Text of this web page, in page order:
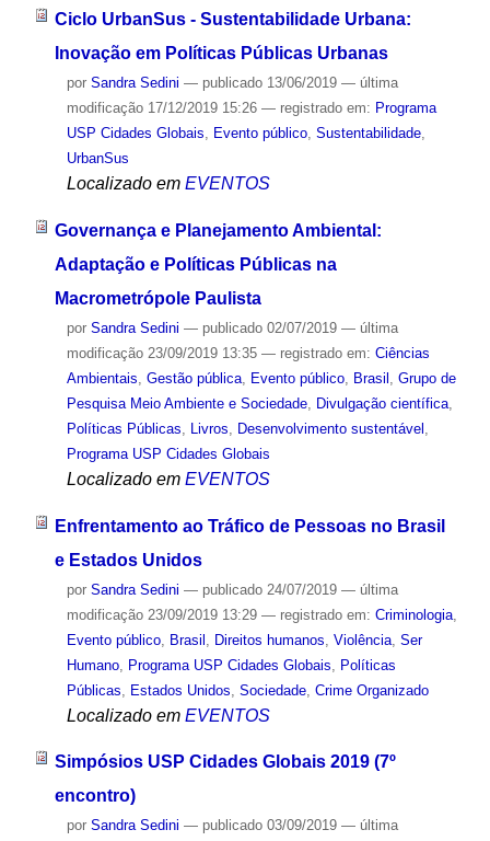
Ciclo UrbanSus - Sustentabilidade Urbana:
Inovação em Políticas Públicas Urbanas
por Sandra Sedini — publicado13/06/2019 — última
modificação17/12/2019 15:26 — registrado em: Programa
USP Cidades Globais, Evento público, Sustentabilidade,
UrbanSus
Localizado em EVENTOS
Governança e Planejamento Ambiental:
Adaptação e Políticas Públicas na
Macrometrópole Paulista
por Sandra Sedini — publicado02/07/2019 — última
modificação23/09/2019 13:35 — registrado em: Ciências
Ambientais, Gestão pública, Evento público, Brasil , Grupo de
Pesquisa Meio Ambiente e Sociedade, Divulgação científica,
Políticas Públicas, Livros, Desenvolvimento sustentável ,
Programa USP Cidades Globais
Localizado em EVENTOS
Enfrentamento ao Tráfico de Pessoas no Brasil
e Estados Unidos
por Sandra Sedini — publicado24/07/2019 — última
modificação23/09/2019 13:29 — registrado em: Criminologia,
Evento público, Brasil Direitos humanos Violência, Ser
Humano, Programa USP Cidades Globais
Políticas
Públicas
Estados Unidos Sociedade, Crime Organizado
Localizado em EVENTOS
Simpósios USP Cidades Globais 2019 (7º
encontro)
por Sandra Sedini — publicado03/09/2019 — última